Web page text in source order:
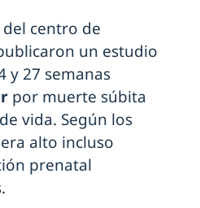
centro de
un estudio
y 27 semanas
por muerte súbita
vida. Según los
alto incluso
prenatal